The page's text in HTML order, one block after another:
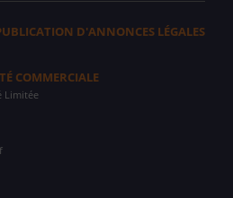
D'ANNONCES LÉGALES
COMMERCIALE
Limitée